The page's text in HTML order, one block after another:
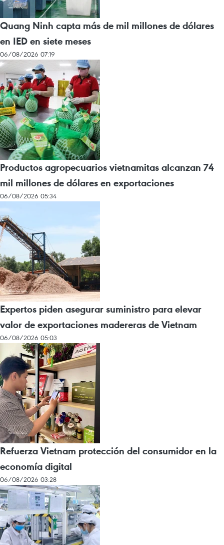
Quang Ninh capta más de mil millones de dólares
en IED en siete meses
06/08/2026 07:19
Productos agropecuarios vietnamitas alcanzan 74
mil millones de dólares en exportaciones
06/08/2026 05:34
Expertos piden asegurar suministro para elevar
valor de exportaciones madereras de Vietnam
06/08/2026 05:03
Refuerza Vietnam protección del consumidor en la
economía digital
06/08/2026 03:28